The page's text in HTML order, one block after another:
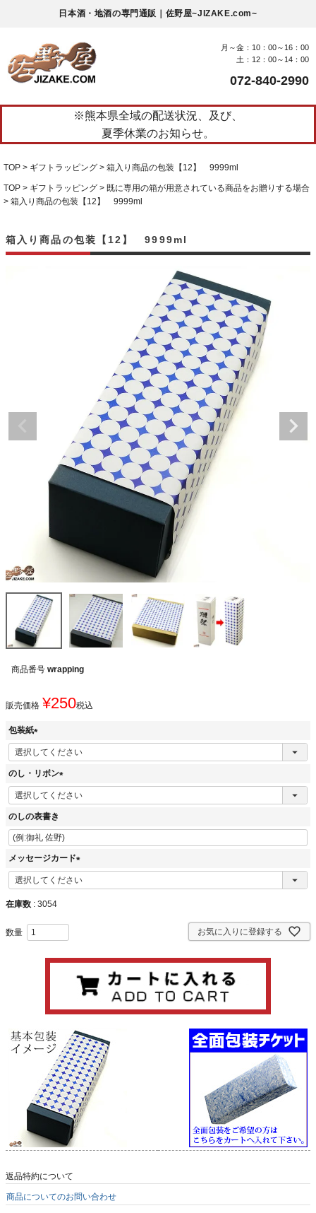
日本酒・地酒の専門通販｜佐野屋~JIZAKE.com~
月～金：10：00～16：00
土：12：00～14：00
072-840-2990
※熊本県全域の配送状況、及び、
夏季休業のお知らせ。
TOP ギフトラッピング 箱入り商品の包装【12】 9999ml
TOP ギフトラッピング
既に専用の箱が用意されている商品をお贈りする場合
箱入り商品の包装【12】 9999ml
箱入り商品の包装【12】 9999ml
商品番号 wrapping
販売価格 ¥250税込
包装紙
(
必
須
)
のし・リボン
(
必
)
のしの表書き
メッセージカード
必
在庫数 3054
お気に入りに登録する
返品特約について
商品についてのお問い合わせ